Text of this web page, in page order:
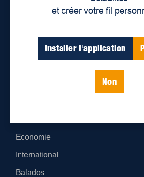
et créer votre fil
Installer l'application
Non
Économie
International
Balados